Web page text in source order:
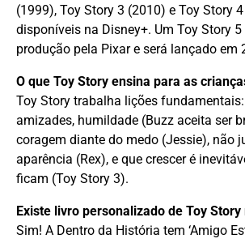
(1999), Toy Story 3 (2010) e Toy Story
disponíveis na Disney+. Um Toy Story 5
produção pela Pixar e será lançado em
O que Toy Story ensina para as
Toy Story trabalha lições
amizades, humildade (Buzz aceita ser
coragem diante do medo (Jessie), não
aparência (Rex), e que crescer é
ficam (Toy Story 3).
Existe livro personalizado de Toy Story
Sim! A Dentro da História tem ‘Amigo